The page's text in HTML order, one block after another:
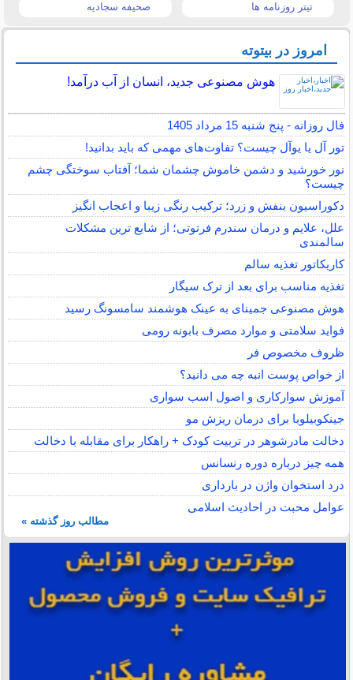
تیتر روزنامه ها صحیفه سجادیه
امروز در بیتوته
هوش مصنوعی جدید، انسان از آب درآمد!
فال روزانه - پنج شنبه 15 مرداد 1405
تور آل یا یوآل چیست؟ تفاوت‌های مهمی که باید بدانید!
نور خورشید و دشمن خاموش چشمان شما؛ آفتاب سوختگی چشم
چیست؟
دکوراسیون بنفش و زرد؛ ترکیب رنگی زیبا و اعجاب انگیز
علل، علایم و درمان سندرم فرتوتی؛ از شایع ترین مشکلات
سالمندی
کاریکاتور تغذیه سالم
تغذیه مناسب برای بعد از ترک سیگار
هوش مصنوعی جمینای به عینک هوشمند سامسونگ رسید
فواید سلامتی و موارد مصرف بابونه رومی
ظروف مخصوص فر
از خواص پوست انبه چه می دانید؟
آموزش سوارکاری و اصول اسب سواری
جینکوبیلوبا برای درمان ریزش مو
دخالت مادرشوهر در تربیت کودک + راهکار برای مقابله با دخالت
همه چیز درباره دوره رنسانس
درد استخوان واژن در بارداری
عوامل محبت در احادیث اسلامى
مطالب روز گذشته »